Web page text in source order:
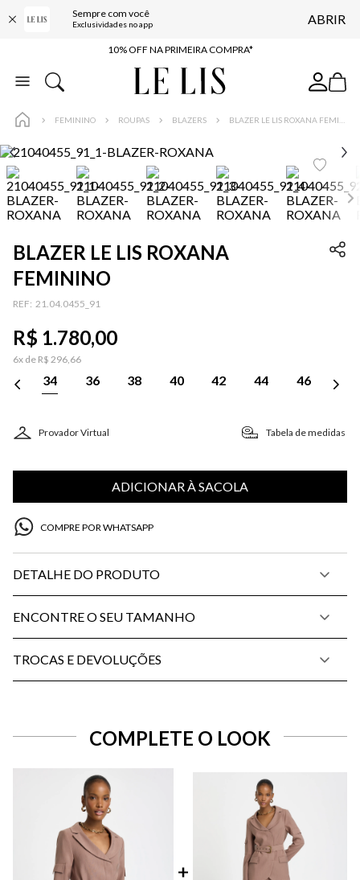
Sempre com você
Exclusividades no app ABRIR
BAIXE O APP
10% OFF NA PRIMEIRA COMPRA*
COMPRE ONLINE E RETIRE EM LOJA*
BAIXE O APP
10% OFF NA PRIMEIRA COMPRA*
FEMININO ROUPAS BLAZERS
BLAZER LE LIS ROXANA
FEMININO
: 21.04.0455_91
R$ 1.780,00
6x de R$ 296,66
34 36 38 40 42 44 46
Provador Virtual Tabela de medidas
ADICIONAR À SACOLA
COMPRE POR WHATSAPP
DETALHE DO PRODUTO
ENCONTRE O SEU TAMANHO
TROCAS E DEVOLUÇÕES
COMPLETE O LOOK